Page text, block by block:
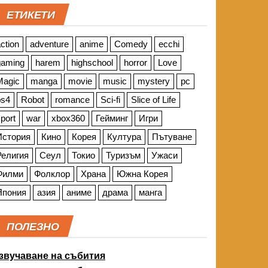
ЕТИКЕТИ
adventure anime Comedy
ecchi
harem highschool horror
Love
manga movie music mystery
pc
Robot romance Sci-fi
Slice of Life
war xbox360 Гейминг
Игри
Кино Корея Култура
Пътуване
Сеул Токио Туризъм
Ужаси
Фолклор Храна
Южна Корея
азия аниме драма манга
ПОЛЕЗНО
на събития